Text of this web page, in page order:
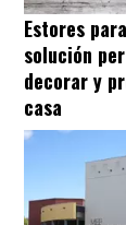
Estores
solución
decorar y
casa